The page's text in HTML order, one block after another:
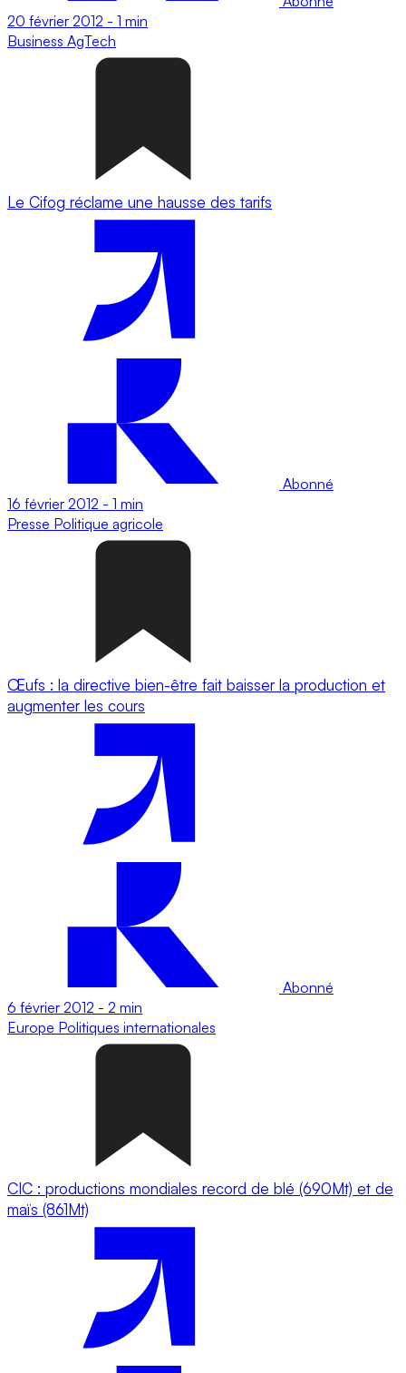
20 février 2012 - 1 min
Business AgTech
Le Cifog réclame une hausse des tarifs
Abonné
16 février 2012 - 1 min
Presse Politique agricole
Œufs : la directive bien-être fait baisser la production et
augmenter les cours
Abonné
6 février 2012 - 2 min
Europe Politiques internationales
CIC : productions mondiales record de blé (690Mt) et de
maïs (861Mt)